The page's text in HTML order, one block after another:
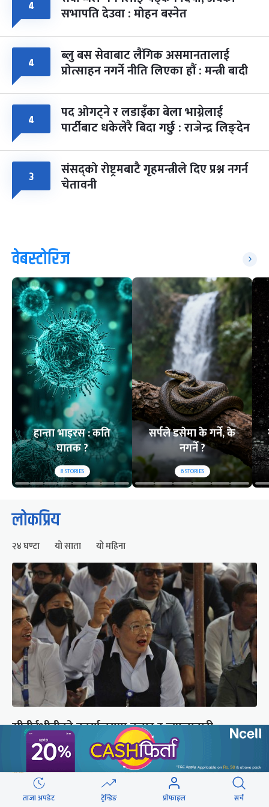
४ सभापति देउवा : मोहन बस्नेत
४ ब्लु बस सेवाबाट लैंगिक असमानतालाई
प्रोत्साहन नगर्ने नीति लिएका हौं : मन्त्री बादी
४ पद ओगट्ने र लडाइँका बेला भाग्नेलाई
पार्टीबाट धकेलेरै बिदा गर्छु : राजेन्द्र लिङ्देन
३ संसद्को रोष्ट्रमबाटै गृहमन्त्रीले दिए प्रश्न नगर्न
चेतावनी
वेबस्टोरिज
हान्ता भाइरस : कति
घातक ?
8STORIES
सर्पले डसेमा के गर्ने, के
नगर्ने ?
6STORIES
लोकप्रिय
२४ घण्टा यो साता यो महिना
सीटीईभीटीको कार्यालयमा करार र ज्यालादारी
कर्मचारीको घेराउ (तस्वीरहरू)
ताजा अपडेट ट्रेन्डिङ प्रोफाइल सर्च